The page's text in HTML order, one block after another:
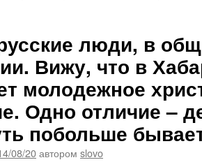
люди, в
Вижу, что в
молодежное
Одно отличие –
побольше
08/20автором slovo